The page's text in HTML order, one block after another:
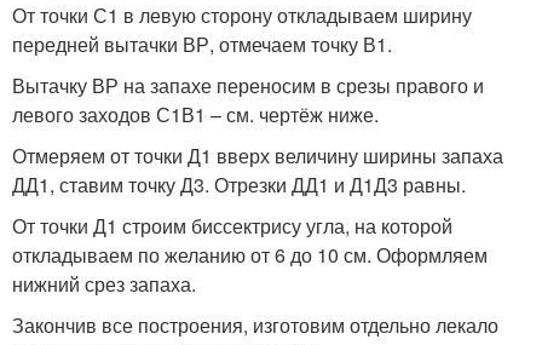
От точки С1 в левую сторону откладываем ширину
передней вытачки ВР, отмечаем точку В1.
Вытачку ВР на запахе переносим в срезы правого и
левого заходов С1В1 – см. чертёж ниже.
Отмеряем от точки Д1 вверх величину ширины запаха
ДД1, ставим точку Д3. Отрезки ДД1 и Д1Д3 равны.
От точки Д1 строим биссектрису угла, на которой
откладываем по желанию от 6 до 10 см. Оформляем
нижний срез запаха.
Закончив все построения, изготовим отдельно лекало